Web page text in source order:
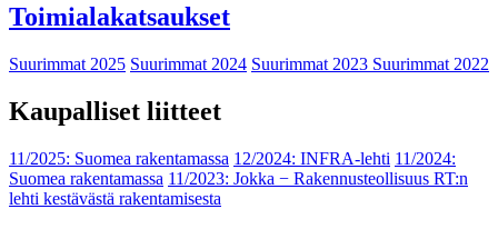
Toimialakatsaukset
Suurimmat 2025 Suurimmat 2024 Suurimmat 2023 Suurimmat 2022
Kaupalliset liitteet
11/2025: Suomea rakentamassa 12/2024: INFRA-lehti 11/2024:
Suomea rakentamassa 11/2023: Jokka − Rakennusteollisuus RT:n
lehti kestävästä rakentamisesta